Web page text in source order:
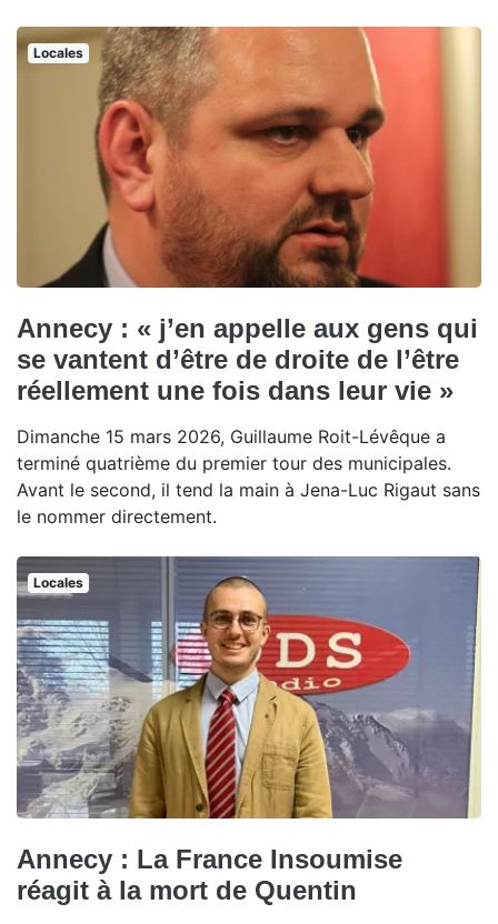
Locales
Annecy : « j’en appelle aux gens qui
se vantent d’être de droite de l’être
réellement une fois dans leur vie »
Dimanche 15 mars 2026, Guillaume Roit-Lévêque a
terminé quatrième du premier tour des municipales.
Avant le second, il tend la main à Jena-Luc Rigaut sans
le nommer directement.
Locales
Annecy : La France Insoumise
réagit à la mort de Quentin